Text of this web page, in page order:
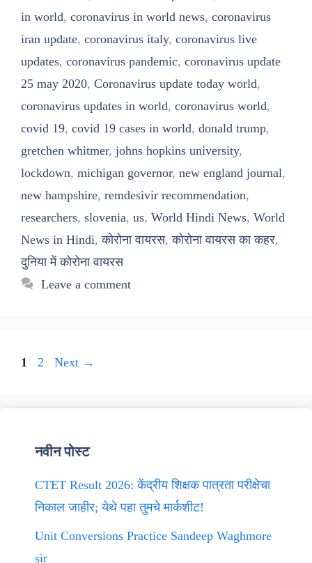
in world, coronavirus in world news, coronavirus
iran update, coronavirus italy, coronavirus live
updates, coronavirus pandemic, coronavirus update
25 may 2020, Coronavirus update today world,
coronavirus updates in world, coronavirus world,
covid 19, covid 19 cases in world, donald trump,
gretchen whitmer, johns hopkins university,
lockdown, michigan governor, new england journal,
new hampshire, remdesivir recommendation,
researchers, slovenia, us, World Hindi News, World
News in Hindi,कोरोना वायरस,कोरोना वायरस का कहर,
दुनिया में कोरोना वायरस
Leave a comment
Page
1 Page
2 Next →
नवीन पोस्ट
CTET Result 2026: केंद्रीय शिक्षक पात्रता परीक्षेचा
निकाल जाहीर; येथे पहा तुमचे मार्कशीट!
Unit Conversions Practice Sandeep Waghmore
sir